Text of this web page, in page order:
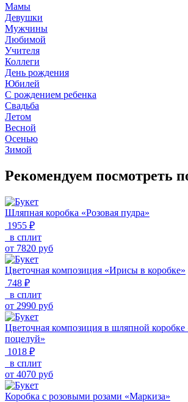
Мамы
Девушки
Мужчины
Любимой
Учителя
Коллеги
День рождения
Юбилей
С рождением ребенка
Свадьба
Летом
Весной
Осенью
Зимой
Рекомендуем посмотреть
Шляпная коробка «Розовая пудра»
1955 ₽
в сплит
от 7820 руб
Цветочная композиция «Ирисы в коробке»
748 ₽
в сплит
от 2990 руб
Цветочная композиция в шляпной
поцелуй»
1018 ₽
в сплит
от 4070 руб
Коробка с розовыми розами «Маркиза»